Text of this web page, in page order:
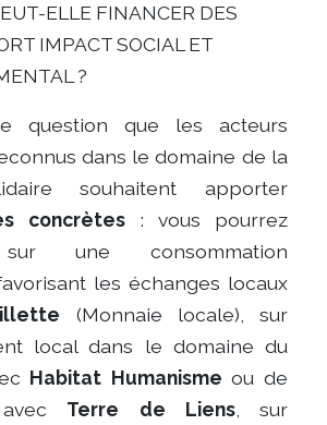
ELLE FINANCER DES
IMPACT SOCIAL ET
?
question que les acteurs
dans le domaine de la
souhaitent apporter
concrètes : vous pourrez
une consommation
les échanges locaux
(Monnaie locale), sur
local dans le domaine du
Habitat Humanisme ou de
avec Terre de Liens, sur